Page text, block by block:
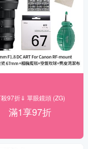
97折⇓ 單眼鏡頭 (ZG)
滿1享97折